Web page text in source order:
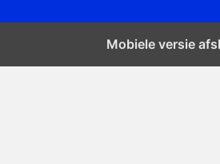
Mobiele versie